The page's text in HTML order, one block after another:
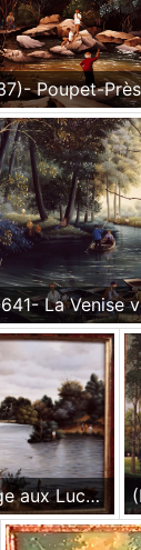
(645)- Le Barrage aux Lucs sur Boulogne-Vendée-1988-hsb 22x27 cm.